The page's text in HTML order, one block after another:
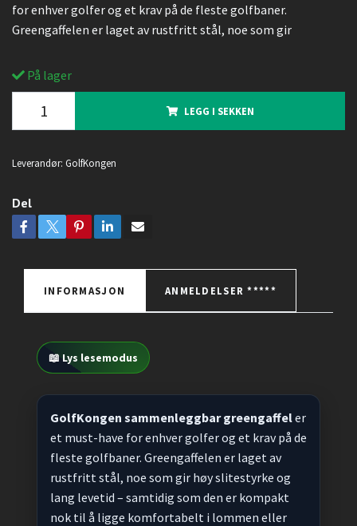
for enhver golfer og et krav på de fleste golfbaner.
Greengaffelen er laget av rustfritt stål, noe som gir
På lager
LEGG I SEKKEN
Leverandør: GolfKongen
Del
INFORMASJON ANMELDELSER *****
📖 Lys lesemodus
GolfKongen sammenleggbar greengaffeler
et must-have for enhver golfer og et krav på de
fleste golfbaner. Greengaffelen er laget av
rustfritt stål, noe som gir høy slitestyrke og
lang levetid – samtidig som den er kompakt
nok til å ligge komfortabelt i lommen eller